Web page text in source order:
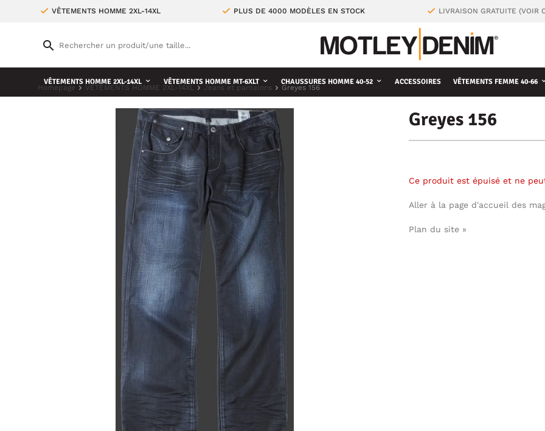
VÊTEMENTS HOMME 2XL-14XL PLUS DE 4000 MODÈLES EN STOCK LIVRAISON GRATUITE (VOIR
VÊTEMENTS HOMME 2XL-14XL VÊTEMENTS HOMME MT-6XLT CHAUSSURES HOMME 40-52 ACCESSOIRES VÊTEMENTS FEMME 40-66
Homepage VÊTEMENTS HOMME 2XL-14XL Jeans et pantalons Greyes 156
Greyes 156
Ce produit est épuisé et ne
Aller à la page d'accueil des
Plan du site »